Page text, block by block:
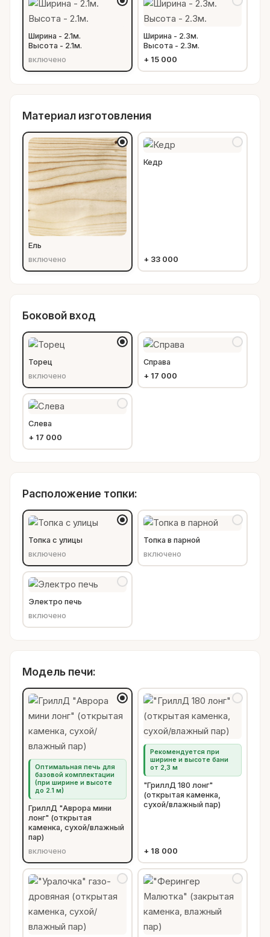
Ширина - 2.1м.
Высота - 2.1м.
включено
Ширина - 2.3м.
Высота - 2.3м.
+ 15 000
Материал изготовления
Ель
включено
Кедр
+ 33 000
Боковой вход
Торец
включено
Справа
+ 17 000
Слева
+ 17 000
Расположение топки:
Топка с улицы
включено
Топка в парной
включено
Электро печь
включено
Модель печи:
Оптимальная печь для
базовой комплектации
(при ширине и высоте
до 2.1 м)
ГриллД "Аврора мини
лонг" (открытая
каменка, сухой/влажный
пар)
включено
Рекомендуется при
ширине и высоте бани
от 2,3 м
"ГриллД 180 лонг"
(открытая каменка,
сухой/влажный пар)
+ 18 000